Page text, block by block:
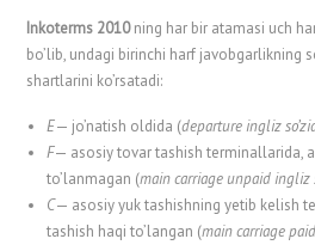
Inkoterms 2010ning har bir atamasi uch
bo’lib, undagi birinchi harf javobgarlikning
shartlarini ko’rsatadi:
E— jo’natish oldida (departure ingliz
F— asosiy tovar tashish terminallarida,
to’lanmagan (main carriage unpaid ingliz
C— asosiy yuk tashishning yetib kelish
tashish haqi to’langan (main carriage